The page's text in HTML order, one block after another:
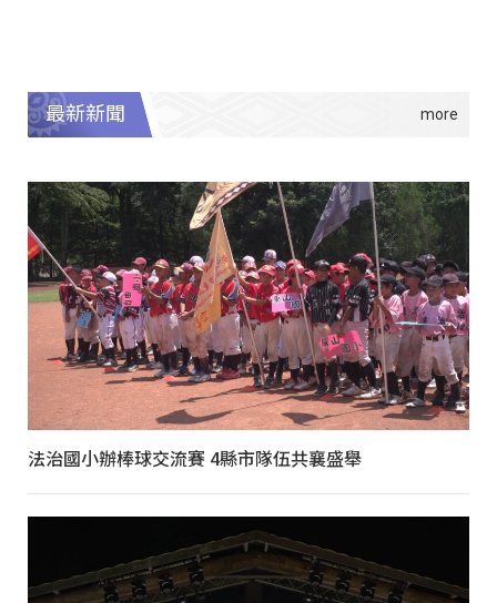
最新新聞
法治國小辦棒球交流賽 4縣市隊伍共襄盛舉